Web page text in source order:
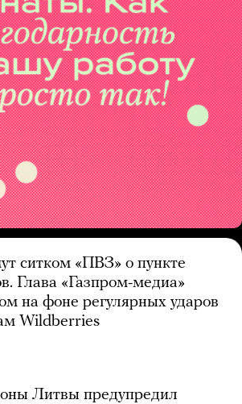
ситком «ПВЗ» о пункте
Глава «Газпром-медиа»
на фоне регулярных ударов
Wildberries
Литвы предупредил